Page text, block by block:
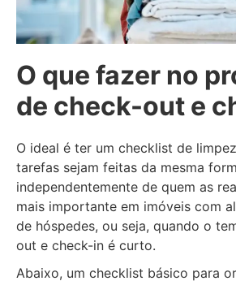
O que fazer no
de check-out e
O ideal é ter um checklist de
tarefas sejam feitas da mesma
independentemente de quem as
mais importante em imóveis com
de hóspedes, ou seja, quando o
out e check-in é curto.
Abaixo, um checklist básico para